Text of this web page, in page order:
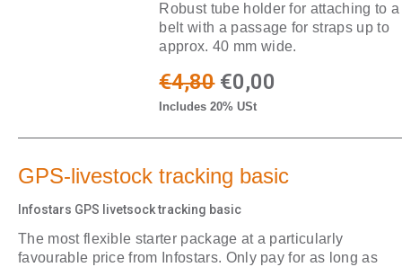
Robust tube holder for attaching to a
belt with a passage for straps up to
approx. 40 mm wide.
€4,80 €0,00
Includes 20% USt
GPS-livestock tracking basic
Infostars GPS livetsock tracking basic
The most flexible starter package at a particularly
favourable price from Infostars. Only pay for as long as